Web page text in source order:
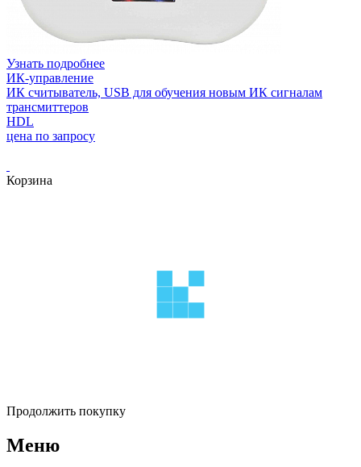
Узнать подробнее
ИК-управление
ИК считыватель, USB для обучения новым ИК сигналам
трансмиттеров
HDL
цена по запросу
Корзина
Продолжить покупку
Меню